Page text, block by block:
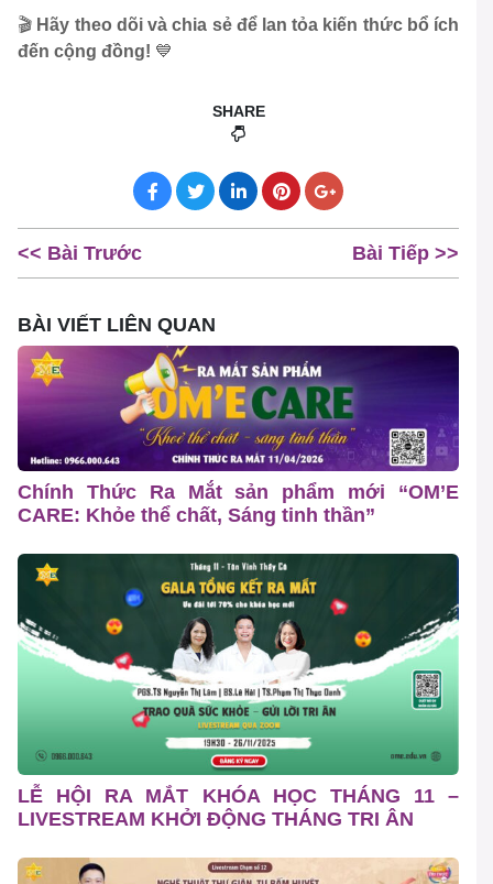
🎬 Hãy theo dõi và chia sẻ đểlan tỏa kiến thức bổ ích
đến cộng đồng! 💙
SHARE
<< Bài Trước Bài Tiếp >>
BÀI VIẾT LIÊN QUAN
Chính Thức Ra Mắt sản phẩm mới “OM’E
CARE: Khỏe thể chất, Sáng tinh thần”
LỄ HỘI RA MẮT KHÓA HỌC THÁNG 11 –
LIVESTREAM KHỞI ĐỘNG THÁNG TRI ÂN